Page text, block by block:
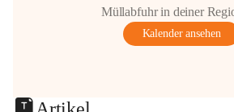
Müllabfuhr in deiner
Kalender ansehen